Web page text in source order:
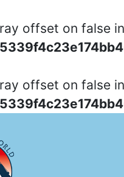
offset on false in
offset on false in